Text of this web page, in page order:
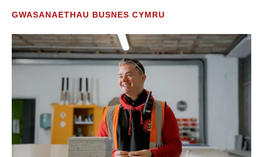
GWASANAETHAU BUSNES CYMRU